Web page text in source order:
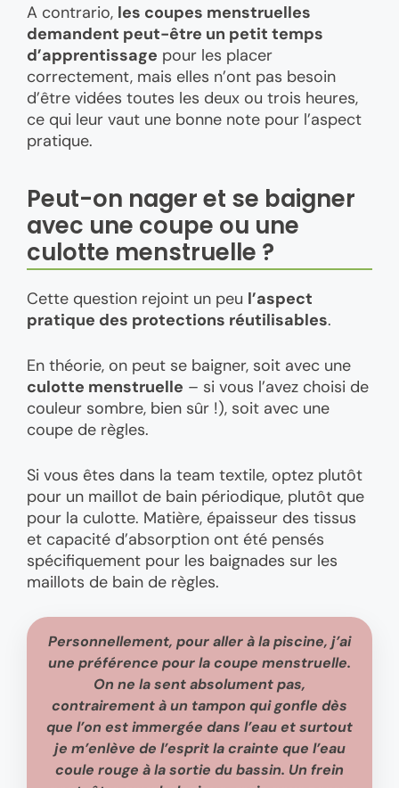
A contrario, les coupes menstruelles
demandent peut-être un petit temps
d’apprentissage pour les placer
correctement, mais elles n’ont pas besoin
d’être vidées toutes les deux ou trois heures,
ce qui leur vaut une bonne note pour l’aspect
pratique.
Peut-on nager et se baigner
avec une coupe ou une
culotte menstruelle ?
Cette question rejoint un peu l’aspect
pratique des protections réutilisables.
En théorie, on peut se baigner, soit avec une
culotte menstruelle – si vous l’avez choisi de
couleur sombre, bien sûr !), soit avec une
coupe de règles.
Si vous êtes dans la team textile, optez plutôt
pour un maillot de bain périodique, plutôt que
pour la culotte. Matière, épaisseur des tissus
et capacité d’absorption ont été pensés
spécifiquement pour les baignades sur les
maillots de bain de règles.
Personnellement, pour aller à la piscine, j’ai
une préférence pour la coupe menstruelle.
On ne la sent absolument pas,
contrairement à un tampon qui gonfle dès
que l’on est immergée dans l’eau et surtout
je m’enlève de l’esprit la crainte que l’eau
coule rouge à la sortie du bassin. Un frein